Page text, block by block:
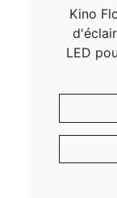
Kino
LED